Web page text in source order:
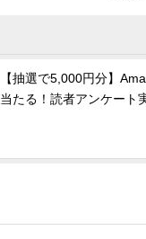
【抽選で5,000円分】
当たる！読者アンケート